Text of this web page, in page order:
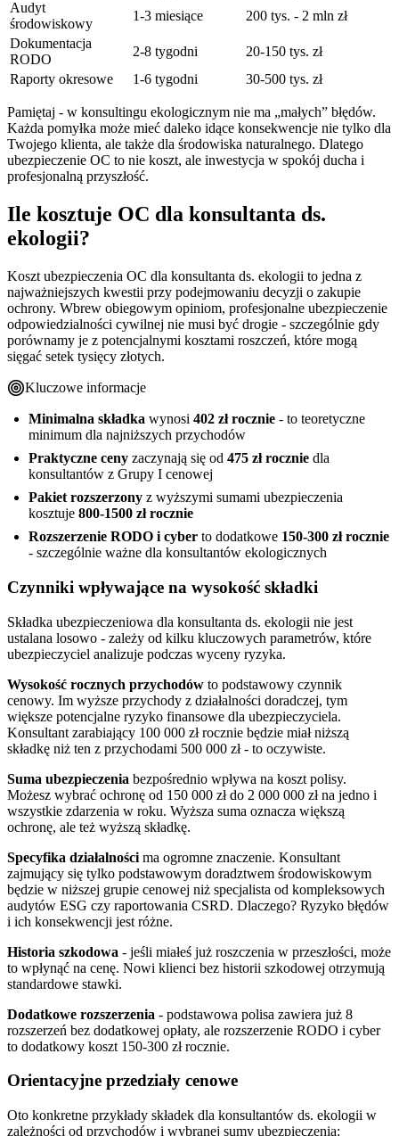
Audyt
środowiskowy
1-3 miesiące
200 tys. - 2 mln zł
Dokumentacja
RODO
2-8 tygodni
20-150 tys. zł
Raporty okresowe
1-6 tygodni 30-500 tys. zł
Pamiętaj - w konsultingu ekologicznym nie ma „małych” błędów.
Każda pomyłka może mieć daleko idące konsekwencje nie tylko dla
Twojego klienta, ale także dla środowiska naturalnego. Dlatego
ubezpieczenie OC to nie koszt, ale inwestycja w spokój ducha i
profesjonalną przyszłość.
Ile kosztuje OC dla konsultanta ds.
ekologii?
Koszt ubezpieczenia OC dla konsultanta ds. ekologii to jedna z
najważniejszych kwestii przy podejmowaniu decyzji o zakupie
ochrony. Wbrew obiegowym opiniom, profesjonalne ubezpieczenie
odpowiedzialności cywilnej nie musi być drogie - szczególnie gdy
porównamy je z potencjalnymi kosztami roszczeń, które mogą
sięgać setek tysięcy złotych.
Kluczowe informacje
Minimalna składka wynosi 402 zł rocznie - to teoretyczne
minimum dla najniższych przychodów
Praktyczne ceny zaczynają się od 475 zł rocznie dla
konsultantów z Grupy I cenowej
Pakiet rozszerzony z wyższymi sumami ubezpieczenia
kosztuje 800-1500 zł rocznie
Rozszerzenie RODO i cyber to dodatkowe 150-300 zł rocznie
- szczególnie ważne dla konsultantów ekologicznych
Czynniki wpływające na wysokość składki
Składka ubezpieczeniowa dla konsultanta ds. ekologii nie jest
ustalana losowo - zależy od kilku kluczowych parametrów, które
ubezpieczyciel analizuje podczas wyceny ryzyka.
Wysokość rocznych przychodów to podstawowy czynnik
cenowy. Im wyższe przychody z działalności doradczej, tym
większe potencjalne ryzyko finansowe dla ubezpieczyciela.
Konsultant zarabiający 100 000 zł rocznie będzie miał niższą
składkę niż ten z przychodami 500 000 zł - to oczywiste.
Suma ubezpieczenia bezpośrednio wpływa na koszt polisy.
Możesz wybrać ochronę od 150 000 zł do 2 000 000 zł na jedno i
wszystkie zdarzenia w roku. Wyższa suma oznacza większą
ochronę, ale też wyższą składkę.
Specyfika działalności ma ogromne znaczenie. Konsultant
zajmujący się tylko podstawowym doradztwem środowiskowym
będzie w niższej grupie cenowej niż specjalista od kompleksowych
audytów ESG czy raportowania CSRD. Dlaczego? Ryzyko błędów
i ich konsekwencji jest różne.
Historia szkodowa - jeśli miałeś już roszczenia w przeszłości, może
to wpłynąć na cenę. Nowi klienci bez historii szkodowej otrzymują
standardowe stawki.
Dodatkowe rozszerzenia - podstawowa polisa zawiera już 8
rozszerzeń bez dodatkowej opłaty, ale rozszerzenie RODO i cyber
to dodatkowy koszt 150-300 zł rocznie.
Orientacyjne przedziały cenowe
Oto konkretne przykłady składek dla konsultantów ds. ekologii w
zależności od przychodów i wybranej sumy ubezpieczenia: